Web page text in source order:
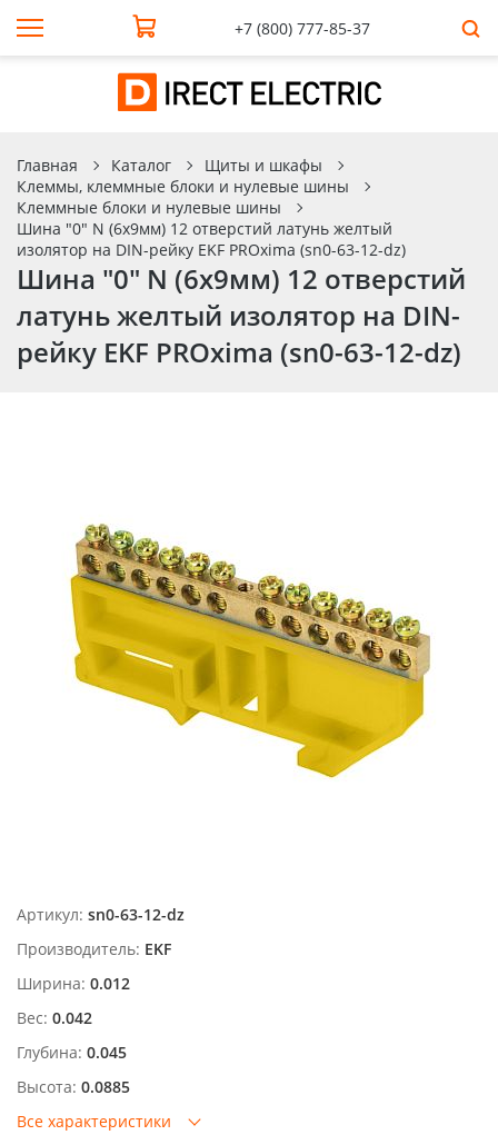
+7 (800) 777-85-37
Главная Каталог
Щиты и шкафы
Клеммы, клеммные блоки и нулевые шины
Клеммные блоки и нулевые шины
Шина "0" N (6х9мм) 12 отверстий латунь желтый
изолятор на DIN-рейку EKF PROxima (sn0-63-12-dz)
Шина "0" N (6х9мм) 12 отверстий
латунь желтый изолятор на DIN-
рейку EKF PROxima (sn0-63-12-dz)
Артикул: sn0-63-12-dz
Производитель: EKF
Ширина: 0.012
Вес: 0.042
Глубина: 0.045
Высота: 0.0885
Все характеристики